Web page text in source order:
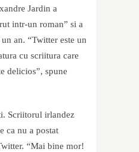
Jardin a
intr-un roman” si a
an. “Twitter este un
cu scriitura care
delicios”, spune
Scriitorul irlandez
ca nu a postat
“Mai bine mor!